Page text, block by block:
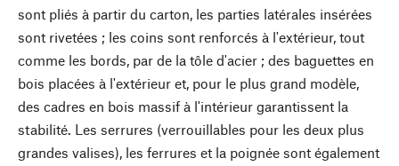
sont pliés à partir du carton, les parties latérales insérées
sont rivetées ; les coins sont renforcés à l'extérieur, tout
comme les bords, par de la tôle d'acier ; des baguettes en
bois placées à l'extérieur et, pour le plus grand modèle,
des cadres en bois massif à l'intérieur garantissent la
stabilité. Les serrures (verrouillables pour les deux plus
grandes valises), les ferrures et la poignée sont également